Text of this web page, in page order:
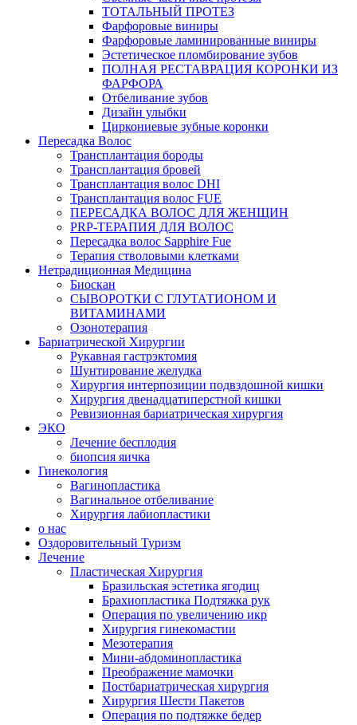
ТОТАЛЬНЫЙ ПРОТЕЗ
Фарфоровые виниры
Фарфоровые ламинированные виниры
Эстетическое пломбирование зубов
ПОЛНАЯ РЕСТАВРАЦИЯ КОРОНКИ ИЗ
ФАРФОРА
Отбеливание зубов
Дизайн улыбки
Циркониевые зубные коронки
Пересадка Волос
Трансплантация бороды
Трансплантация бровей
Трансплантация волос DHI
Трансплантация волос FUE
ПЕРЕСАДКА ВОЛОС ДЛЯ ЖЕНЩИН
PRP-ТЕРАПИЯ ДЛЯ ВОЛОС
Пересадка волос Sapphire Fue
Терапия стволовыми клетками
Нетрадиционная Медицина
Биоскан
СЫВОРОТКИ С ГЛУТАТИОНОМ И
ВИТАМИНАМИ
Озонотерапия
Бариатрической Хирургии
Рукавная гастрэктомия
Шунтирование желудка
Хирургия интерпозиции подвздошной кишки
Хирургия двенадцатиперстной кишки
Ревизионная бариатрическая хирургия
ЭКО
Лечение бесплодия
биопсия яичка
Гинекология
Вагинопластика
Вагинальное отбеливание
Хирургия лабиопластики
о нас
Оздоровительный Туризм
Лечение
Пластическая Хирургия
Бразильская эстетика ягодиц
Брахиопластика Подтяжка рук
Операция по увеличению икр
Хирургия гинекомастии
Мезотерапия
Мини-абдоминопластика
Преображение мамочки
Постбариатрическая хирургия
Хирургия Шести Пакетов
Операция по подтяжке бедер